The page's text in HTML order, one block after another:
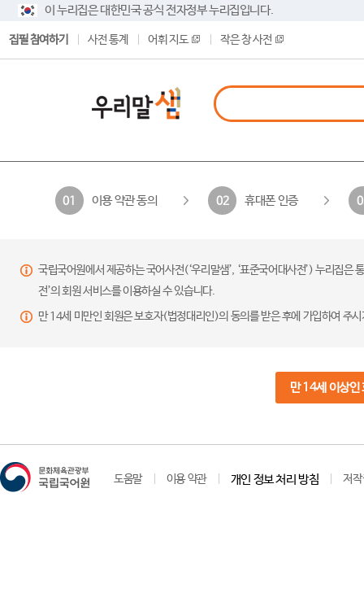
이 누리집은 대한민국 공식 전자정부 누리집입니다.
집필 참여하기 사전 통계 어휘 지도 작은 창 사전
01 이용 약관 동의 02 휴대폰 인증
국립국어원에서 제공하는 국어사전(‘우리말샘’, ‘표준국어대사전’) 누리집
전’의 회원 서비스를 이용하실 수 있습니다.
만 14세 미만인 회원은 보호자(법정대리인)의 동의를 받은 후에 가입하여 주
만 14세 이상인
도움말 이용 약관 개인 정보 처리 방침 저